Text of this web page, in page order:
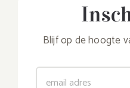
Blijf op de hoogte